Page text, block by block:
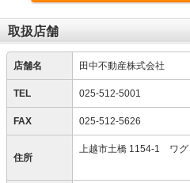
取扱店舗
店舗名 田中不動産株式会社
TEL 025-512-5001
FAX 025-512-5626
住所
上越市土橋 1154-1 ワグ